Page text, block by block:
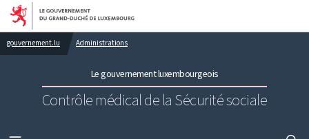
Aller au menu principal
Aller au contenu
gouvernement.lu Administrations
Le gouvernement luxembourgeois
Contrôle médical de la Sécurité sociale